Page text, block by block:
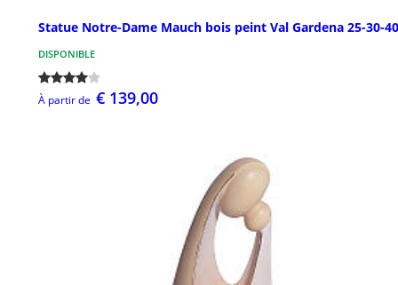
Statue Notre-Dame Mauch bois peint Val Gardena 25-30-
DISPONIBLE
À partir de € 139,00